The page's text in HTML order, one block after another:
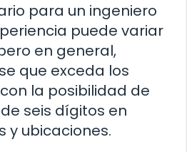
para un ingeniero
puede variar
en general,
que exceda los
la posibilidad de
seis dígitos en
y ubicaciones.